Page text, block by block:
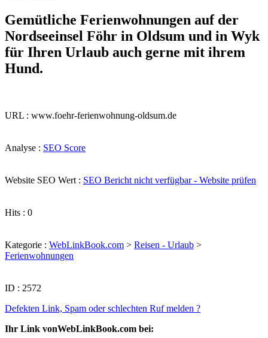
Gemütliche Ferienwohnungen auf der
Nordseeinsel Föhr in Oldsum und in Wyk
für Ihren Urlaub auch gerne mit ihrem
Hund.
URL : www.foehr-ferienwohnung-oldsum.de
Analyse : SEO Score
Website SEO Wert : SEO Bericht nicht verfügbar - Website prüfen
Hits : 0
Kategorie : WebLinkBook.com > Reisen - Urlaub >
Ferienwohnungen
ID : 2572
Defekten Link, Spam oder schlechten Ruf melden ?
Ihr Link vonWebLinkBook.com bei: